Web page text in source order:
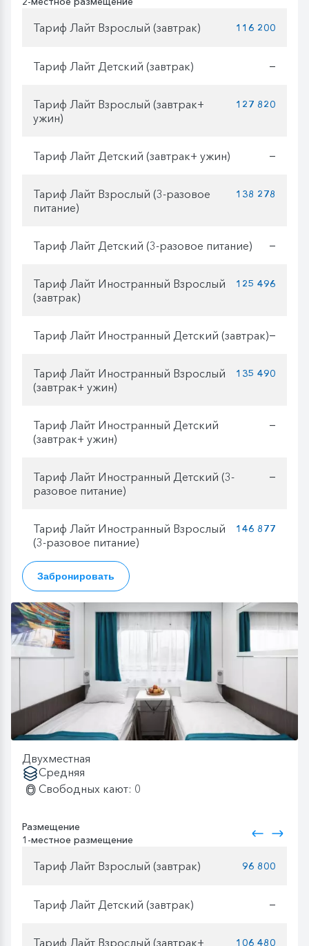
Тариф Лайт Взрослый (завтрак) 116 200
Тариф Лайт Детский (завтрак) —
Тариф Лайт Взрослый (завтрак+
ужин)
127 820
Тариф Лайт Детский (завтрак+ ужин) —
Тариф Лайт Взрослый (3-разовое
питание)
138 278
Тариф Лайт Детский (3-разовое питание) —
Тариф Лайт Иностранный Взрослый
(завтрак)
125 496
Тариф Лайт Иностранный Детский (завтрак)—
Тариф Лайт Иностранный Взрослый
(завтрак+ ужин)
135 490
Тариф Лайт Иностранный Детский
(завтрак+ ужин)
—
Тариф Лайт Иностранный Детский (3-
разовое питание)
—
Тариф Лайт Иностранный Взрослый
(3-разовое питание)
146 877
Забронировать
Двухместная
Средняя
Свободных кают: 0
Размещение
1-местное размещение
Тариф Лайт Взрослый (завтрак) 96 800
Тариф Лайт Детский (завтрак) —
Тариф Лайт Взрослый (завтрак+ 106 480